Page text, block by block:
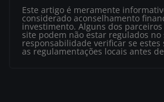
Este artigo é meramente
considerado aconselhamento
investimento. Alguns dos
site podem não estar regulados no
responsabilidade verificar se estes
as regulamentações locais antes